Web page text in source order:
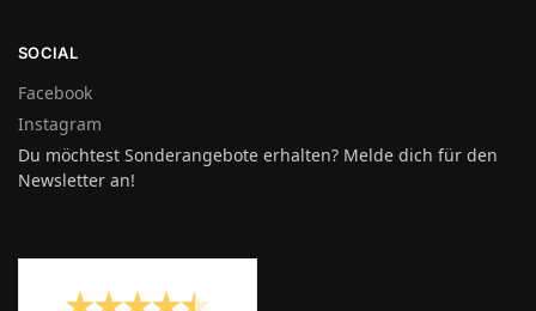
SOCIAL
Facebook
Instagram
Du möchtest Sonderangebote erhalten? Melde dich für den
Newsletter an!